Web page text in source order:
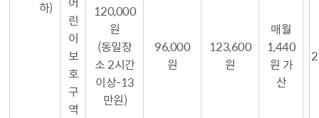
하)
린
이
보
호
구
역
120,000
원
(동일장
소 2시간
이상-13
만원)
96,000
원
123,600
원
매월
1,440
원 가
산